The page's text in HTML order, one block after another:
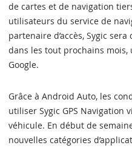
de cartes et de navigation
utilisateurs du service de
partenaire d’accès, Sygic
dans les tout prochains
Google.
Grâce à Android Auto, les
utiliser Sygic GPS Navigation
véhicule. En début de
nouvelles catégories